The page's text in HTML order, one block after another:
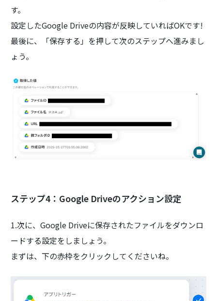
す。
設定したGoogle Driveの内容が反映していればOKです!
最後に、「保存する」を押して次のステップへ進みまし
ょう。
ステップ4：Google Driveのアクション設定
1.次に、Google Driveに保存されたファイルをダウンロ
ードする設定をしましょう。
まずは、下の赤枠をクリックしてくださいね。